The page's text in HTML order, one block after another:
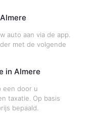
auto aan via de app.
met de volgende
in Almere
een door u
taxatie. Op basis
bepaald.